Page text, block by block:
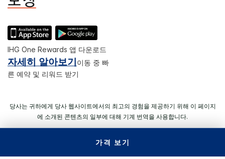
가격 보기
IHG One Rewards 앱 다운로드
자세히 알아보기 이동 중 빠
른 예약 및 리워드 받기
당사는 귀하에게 당사 웹사이트에서의 최고의 경험을 제공하기 위해 이 페이지
에 소개된 콘텐츠의 일부에 대해 기계 번역을 사용합니다.